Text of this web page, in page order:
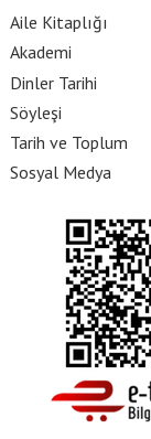
Aile Kitaplığı
Akademi
Dinler Tarihi
Söyleşi
Tarih ve Toplum
Sosyal Medya